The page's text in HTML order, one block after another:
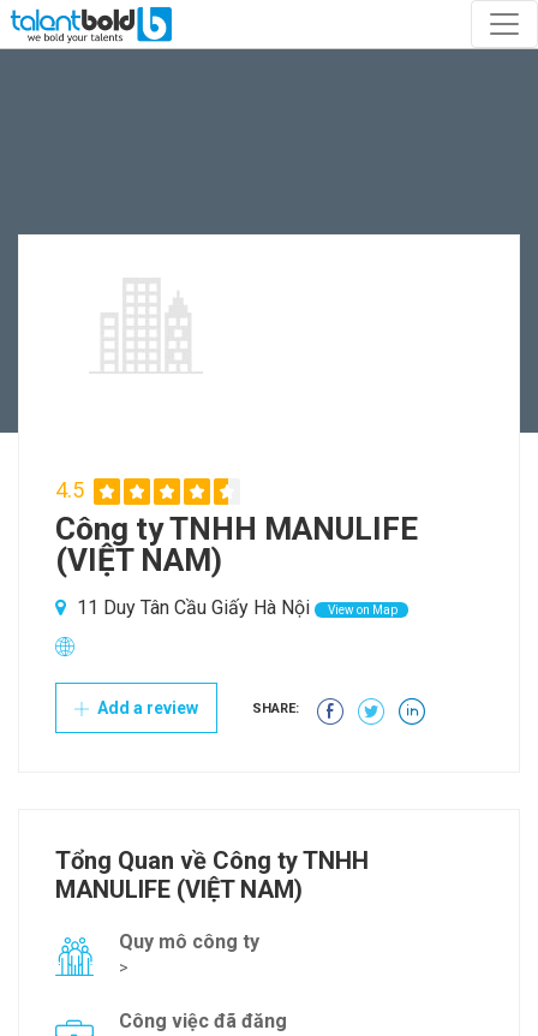
4.5
Công ty TNHH MANULIFE
(VIỆT NAM)
11 Duy Tân Cầu Giấy Hà Nội View on Map
Add a review SHARE:
Tổng Quan về Công ty TNHH
MANULIFE (VIỆT NAM)
Quy mô công ty
>
Công việc đã đăng